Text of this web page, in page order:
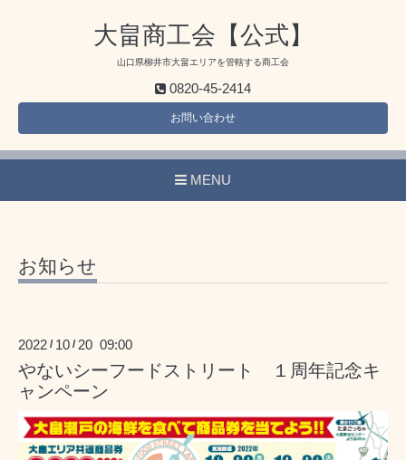
大畠商工会【公式】
山口県柳井市大畠エリアを管轄する商工会
0820-45-2414
お問い合わせ
MENU
お知らせ
2022 / 10 / 20 09:00
やないシーフードストリート １周年記念キ
ャンペーン